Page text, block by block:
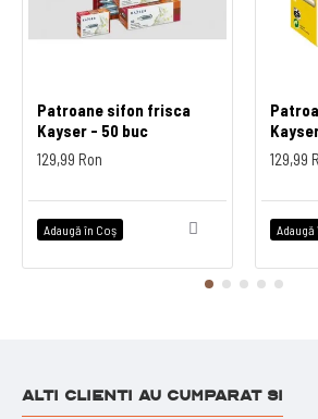
Patroane sifon frisca
Kayser - 50 buc
129,99 Ron
Adaugă în Coş
129,99
ALTI CLIENTI AU CUMPARAT SI